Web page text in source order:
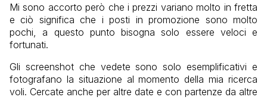
Mi sono accorto però che i prezzi variano molto in fretta
e ciò significa che i posti in promozione sono molto
pochi, a questo punto bisogna solo essere veloci e
fortunati.
Gli screenshot che vedete sono solo esemplificativi e
fotografano la situazione al momento della mia ricerca
voli. Cercate anche per altre date e con partenze da altre